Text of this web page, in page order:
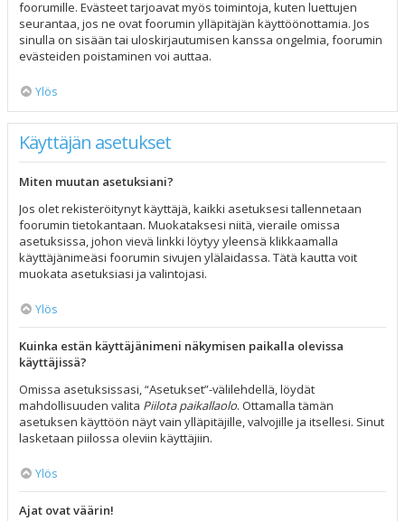
foorumille. Evästeet tarjoavat myös toimintoja, kuten luettujen
seurantaa, jos ne ovat foorumin ylläpitäjän käyttöönottamia. Jos
sinulla on sisään tai uloskirjautumisen kanssa ongelmia, foorumin
evästeiden poistaminen voi auttaa.
Ylös
Käyttäjän asetukset
Miten muutan asetuksiani?
Jos olet rekisteröitynyt käyttäjä, kaikki asetuksesi tallennetaan
foorumin tietokantaan. Muokataksesi niitä, vieraile omissa
asetuksissa, johon vievä linkki löytyy yleensä klikkaamalla
käyttäjänimeäsi foorumin sivujen ylälaidassa. Tätä kautta voit
muokata asetuksiasi ja valintojasi.
Ylös
Kuinka estän käyttäjänimeni näkymisen paikalla olevissa
käyttäjissä?
Omissa asetuksissasi, “Asetukset”-välilehdellä, löydät
mahdollisuuden valita Piilota paikallaolo. Ottamalla tämän
asetuksen käyttöön näyt vain ylläpitäjille, valvojille ja itsellesi. Sinut
lasketaan piilossa oleviin käyttäjiin.
Ylös
Ajat ovat väärin!